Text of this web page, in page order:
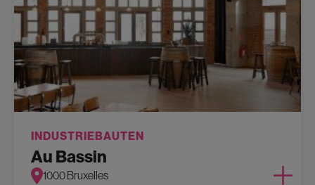
INDUSTRIEBAUTEN
Au Bassin
1000 Bruxelles